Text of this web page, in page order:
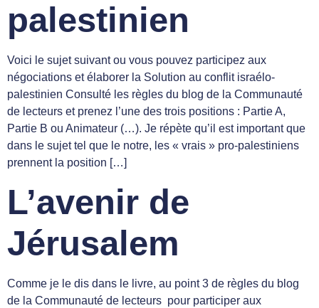
palestinien
Voici le sujet suivant ou vous pouvez participez aux
négociations et élaborer la Solution au conflit israélo-
palestinien Consulté les règles du blog de la Communauté
de lecteurs et prenez l’une des trois positions : Partie A,
Partie B ou Animateur (…). Je répète qu’il est important que
dans le sujet tel que le notre, les « vrais » pro-palestiniens
prennent la position […]
L’avenir de
Jérusalem
Comme je le dis dans le livre, au point 3 de règles du blog
de la Communauté de lecteurs pour participer aux